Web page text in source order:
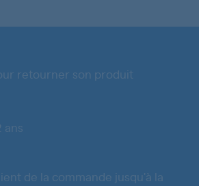
retourner son produit
ans
de la commande jusqu'à la